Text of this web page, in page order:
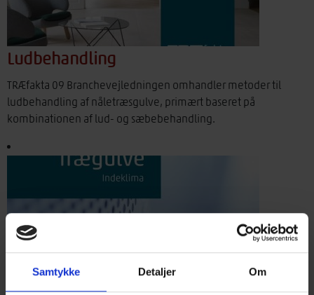
Samtykke Detaljer Om
Ludbehandling
TRÆfakta 09 Branchevejledningen omhandler metoder til
ludbehandling af nåletræsgulve, primært baseret på
kombinationen af lud- og sæbebehandling.